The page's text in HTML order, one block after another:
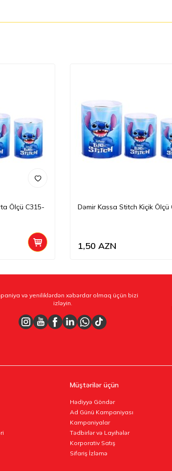
Ölçü C315-
Dəmir Kassa Stitch Kiçik Ölçü
1,50 AZN
və yeniliklərdən xəbərdar olmaq üçün bizi
izləyin.
Müştərilər üçün
Hədiyyə Göndər
Ad Günü Kampaniyası
Kampaniyalar
Tədbirlər və Layihələr
Korporativ Satış
Sifariş İzləmə